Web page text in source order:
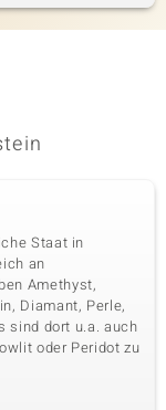
Staat in
an
Amethyst,
Diamant, Perle,
sind dort u.a. auch
oder Peridot zu